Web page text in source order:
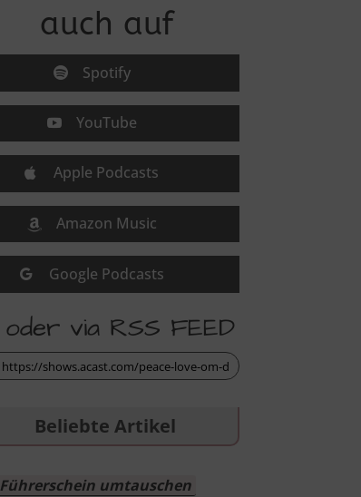
auch auf
Spotify
YouTube
Apple Podcasts
Amazon Music
Google Podcasts
oder via RSS FEED
Beliebte Artikel
Führerschein umtauschen